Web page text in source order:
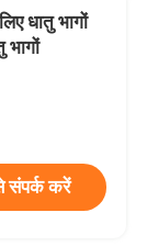
धातु भागों
भागों
संपर्क करें